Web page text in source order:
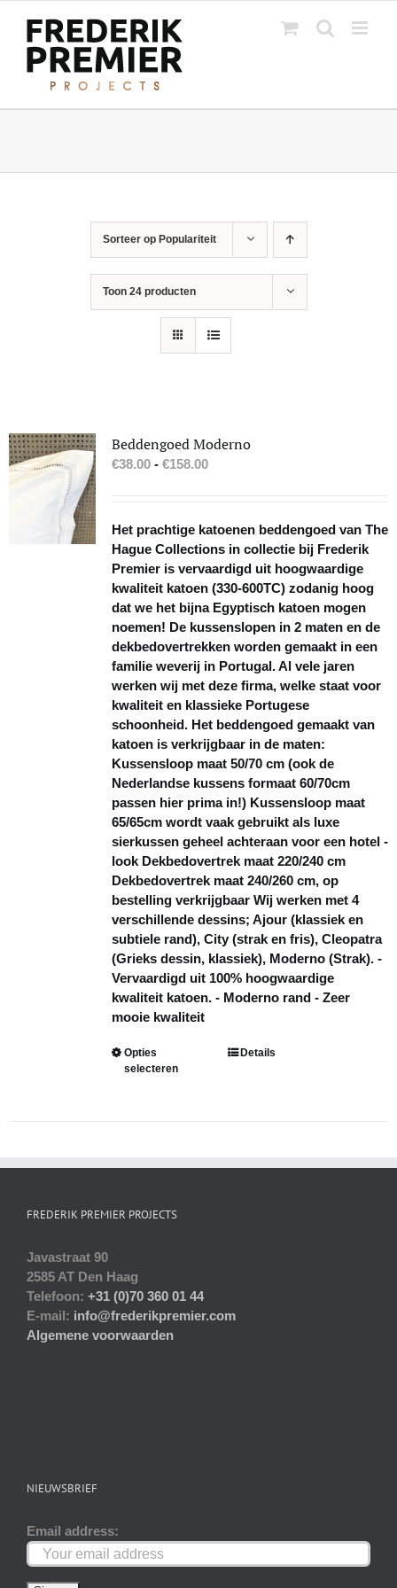
inhoud
Sorteer op Populariteit
Toon 24 producten
Beddengoed Moderno
€38.00 - €158.00Prijsklasse:
Het prachtige katoenen beddengoed van The
Hague Collections in collectie bij Frederik
Premier is vervaardigd uit hoogwaardige
kwaliteit katoen (330-600TC) zodanig hoog
dat we het bijna Egyptisch katoen mogen
noemen! De kussenslopen in 2 maten en de
dekbedovertrekken worden gemaakt in een
familie weverij in Portugal. Al vele jaren
werken wij met deze firma, welke staat voor
kwaliteit en klassieke Portugese
schoonheid. Het beddengoed gemaakt van
katoen is verkrijgbaar in de maten:
Kussensloop maat 50/70 cm (ook de
Nederlandse kussens formaat 60/70cm
passen hier prima in!) Kussensloop maat
65/65cm wordt vaak gebruikt als luxe
sierkussen geheel achteraan voor een hotel -
look Dekbedovertrek maat 220/240 cm
Dekbedovertrek maat 240/260 cm, op
bestelling verkrijgbaar Wij werken met 4
verschillende dessins; Ajour (klassiek en
subtiele rand), City (strak en fris), Cleopatra
(Grieks dessin, klassiek), Moderno (Strak). -
Vervaardigd uit 100% hoogwaardige
kwaliteit katoen. - Moderno rand - Zeer
mooie kwaliteit
Opties
selecteren
Dit
optie
Details
FREDERIK PREMIER PROJECTS
Javastraat 90
2585 AT Den Haag
Telefoon: +31 (0)70 360 01 44
E-mail: info@frederikpremier.com
Algemene voorwaarden
NIEUWSBRIEF
Email address: